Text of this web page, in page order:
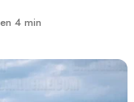
4 min